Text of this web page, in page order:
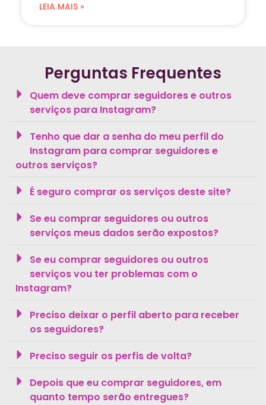
LEIA MAIS »
Perguntas Frequentes
Quem deve comprar seguidores e outros
serviços para Instagram?
Tenho que dar a senha do meu perfil do
Instagram para comprar seguidores e
outros serviços?
É seguro comprar os serviços deste site?
Se eu comprar seguidores ou outros
serviços meus dados serão expostos?
Se eu comprar seguidores ou outros
serviços vou ter problemas com o
Instagram?
Preciso deixar o perfil aberto para receber
os seguidores?
Preciso seguir os perfis de volta?
Depois que eu comprar seguidores, em
quanto tempo serão entregues?